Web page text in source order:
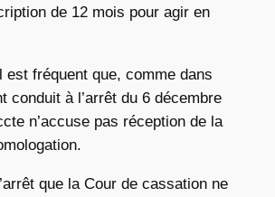
de 12 mois pour agir en
est fréquent que, comme dans
conduit à l’arrêt du 6 décembre
n’accuse pas réception de la
que la Cour de cassation ne